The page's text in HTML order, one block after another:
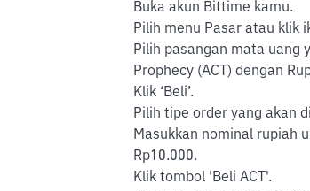
Buka akun Bittime kamu.
Pilih menu Pasar atau klik
Pilih pasangan mata uang
Prophecy (ACT) dengan
Klik ‘Beli’.
Pilih tipe order yang akan
Masukkan nominal rupiah
Rp10.000.
Klik tombol 'Beli ACT'.